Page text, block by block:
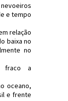
e tempo
relação
baixa no
no
fraco a
oceano,
e frente